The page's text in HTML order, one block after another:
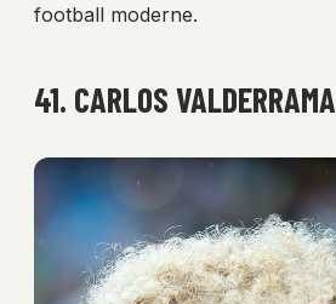
football moderne.
41. CARLOS VALDERRAMA